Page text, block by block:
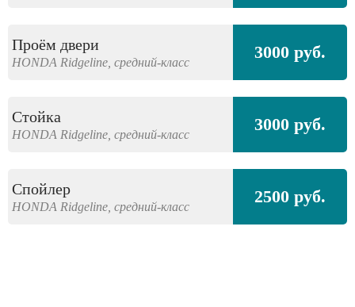
Проём двери
HONDA Ridgeline, средний-класс 3000 руб.
Стойка
HONDA Ridgeline, средний-класс 3000 руб.
Спойлер
HONDA Ridgeline, средний-класс 2500 руб.